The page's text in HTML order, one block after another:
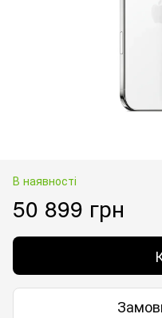
В наявності
50 899 грн